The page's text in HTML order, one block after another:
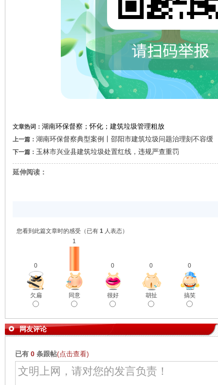
文章热词： 湖南环保督察；怀化；建筑垃圾管理粗放
上一篇： 湖南环保督察典型案例丨邵阳市建筑垃圾问题治理刻不容缓
下一篇： 玉林市兴业县建筑垃圾处置红线，违规严查重罚
延伸阅读：
您看到此篇文章时的感受 （已有 1 人表态）
0
欠扁
1
同意
0
很好
0
胡扯
0
搞笑
网友评论
已有 0 条跟帖(点击查看)